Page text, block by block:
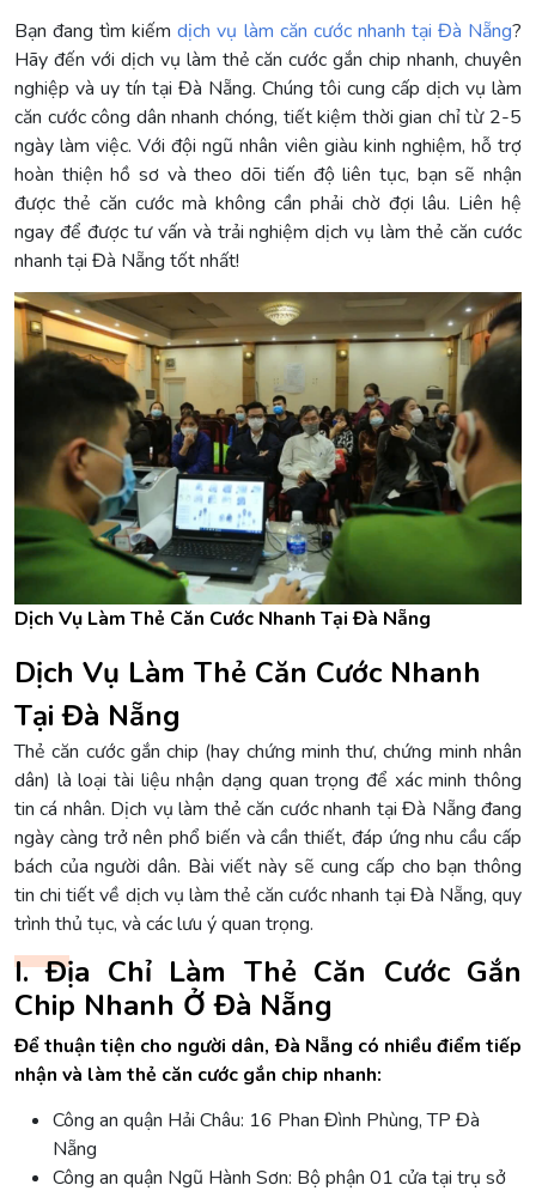
Bạn đang tìm kiếmdịch vụ làm căn cước nhanh tại Đà Nẵng?
Hãy đến với dịch vụ làm thẻ căn cước gắn chip nhanh, chuyên
nghiệp và uy tín tại Đà Nẵng. Chúng tôi cung cấp dịch vụ làm
căn cước công dân nhanh chóng, tiết kiệm thời gian chỉ từ 2-5
ngày làm việc. Với đội ngũ nhân viên giàu kinh nghiệm, hỗ trợ
hoàn thiện hồ sơ và theo dõi tiến độ liên tục, bạn sẽ nhận
được thẻ căn cước mà không cần phải chờ đợi lâu. Liên hệ
ngay để được tư vấn và trải nghiệm dịch vụ làm thẻ căn cước
nhanh tại Đà Nẵng tốt nhất!
Dịch Vụ Làm Thẻ Căn Cước Nhanh Tại Đà Nẵng
Dịch Vụ Làm Thẻ Căn Cước Nhanh
Tại Đà Nẵng
Thẻ căn cước gắn chip (hay chứng minh thư, chứng minh nhân
dân) là loại tài liệu nhận dạng quan trọng để xác minh thông
tin cá nhân. Dịch vụ làm thẻ căn cước nhanh tại Đà Nẵng đang
ngày càng trở nên phổ biến và cần thiết, đáp ứng nhu cầu cấp
bách của người dân. Bài viết này sẽ cung cấp cho bạn thông
tin chi tiết về dịch vụ làm thẻ căn cước nhanh tại Đà Nẵng, quy
trình thủ tục, và các lưu ý quan trọng.
I. Địa Chỉ Làm Thẻ Căn Cước Gắn
Chip Nhanh Ở Đà Nẵng
Để thuận tiện cho người dân, Đà Nẵng có nhiều điểm tiếp
nhận và làm thẻ căn cước gắn chip nhanh:
Công an quận Hải Châu: 16 Phan Đình Phùng, TP Đà
Nẵng
Công an quận Ngũ Hành Sơn: Bộ phận 01 cửa tại trụ sở